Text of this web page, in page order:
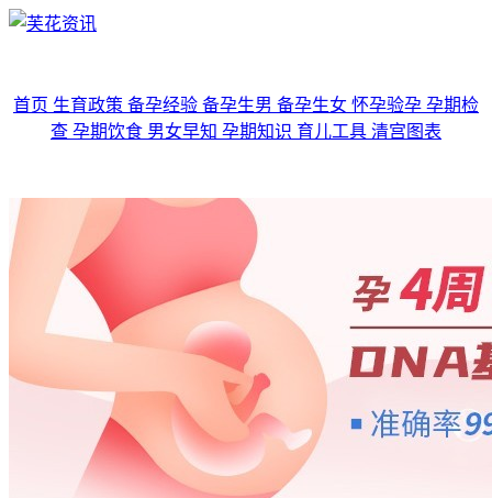
首页 生育政策 备孕经验 备孕生男 备孕生女 怀孕验孕 孕期检
查 孕期饮食 男女早知 孕期知识 育儿工具 清宫图表